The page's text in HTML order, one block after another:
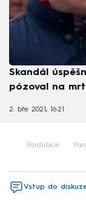
Skandál
pózoval na
2. bře 2021, 16:21
Pardubice
Vstup do